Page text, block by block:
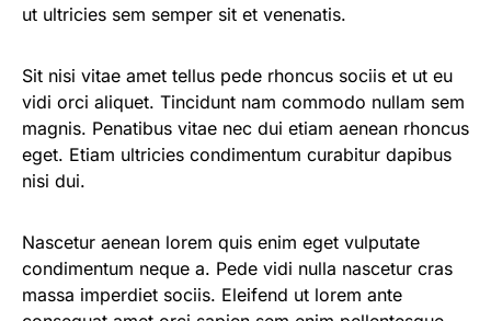
ut ultricies sem semper sit et venenatis.
Sit nisi vitae amet tellus pede rhoncus sociis et ut eu
vidi orci aliquet. Tincidunt nam commodo nullam sem
magnis. Penatibus vitae nec dui etiam aenean rhoncus
eget. Etiam ultricies condimentum curabitur dapibus
nisi dui.
Nascetur aenean lorem quis enim eget vulputate
condimentum neque a. Pede vidi nulla nascetur cras
massa imperdiet sociis. Eleifend ut lorem ante